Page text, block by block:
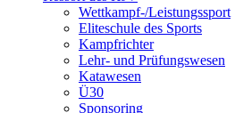
Wettkampf-/Leistungssport
Eliteschule des Sports
Kampfrichter
Lehr- und Prüfungswesen
Katawesen
Ü30
Sponsoring